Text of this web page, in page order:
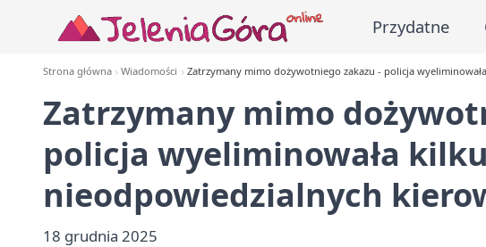
Przydatne
Strona główna Wiadomości Zatrzymany mimo dożywotniego zakazu - policja
Zatrzymany mimo
policja wyeliminowała kilku
nieodpowiedzialnych
18 grudnia 2025